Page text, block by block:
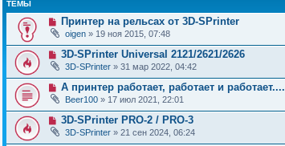
ТЕМЫ
Принтер на рельсах от 3D-SPrinter
oigen » 19 ноя 2015, 07:48
3D-SPrinter Universal 2121/2621/2626
3D-SPrinter » 31 мар 2022, 04:42
А принтер работает, работает и работает....
Beer100 » 17 июл 2021, 22:01
3D-SPrinter PRO-2 / PRO-3
3D-SPrinter » 21 сен 2024, 06:24